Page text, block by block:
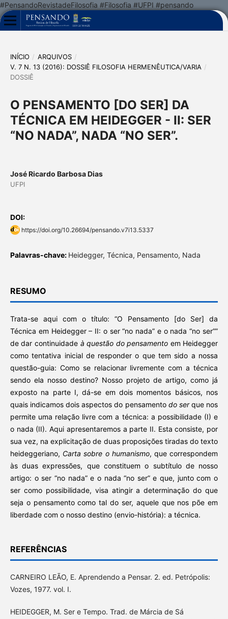
#PensandoRevistadeFilosofia #Filosofia #UFPI #pensando
INÍCIO / ARQUIVOS /
V. 7 N. 13 (2016): DOSSIÊ FILOSOFIA HERMENÊUTICA/VARIA /
DOSSIÊ
O PENSAMENTO [DO SER] DA
TÉCNICA EM HEIDEGGER - II: SER
“NO NADA”, NADA “NO SER”.
José Ricardo Barbosa Dias
UFPI
DOI:
https://doi.org/10.26694/pensando.v7i13.5337
Palavras-chave: Heidegger, Técnica, Pensamento, Nada
RESUMO
Trata-se aqui com o título: “O Pensamento [do Ser] da
Técnica em Heidegger – II: o ser “no nada” e o nada “no ser””
de dar continuidade à questão do pensamento em Heidegger
como tentativa inicial de responder o que tem sido a nossa
questão-guia: Como se relacionar livremente com a técnica
sendo ela nosso destino? Nosso projeto de artigo, como já
exposto na parte I, dá-se em dois momentos básicos, nos
quais indicamos dois aspectos do pensamento do serque nos
permite uma relação livre com a técnica: a possibilidade (I) e
o nada (II). Aqui apresentaremos a parte II. Esta consiste, por
sua vez, na explicitação de duas proposições tiradas do texto
heideggeriano, Carta sobre o humanismo, que correspondem
às duas expressões, que constituem o subtítulo de nosso
artigo: o ser “no nada” e o nada “no ser” e que, junto com o
ser como possibilidade, visa atingir a determinação do que
seja o pensamento como tal do ser, aquele que nos põe em
liberdade com o nosso destino (envio-história): a técnica.
REFERÊNCIAS
CARNEIRO LEÃO, E. Aprendendo a Pensar. 2. ed. Petrópolis:
Vozes, 1977. vol. I.
HEIDEGGER, M. Ser e Tempo. Trad. de Márcia de Sá